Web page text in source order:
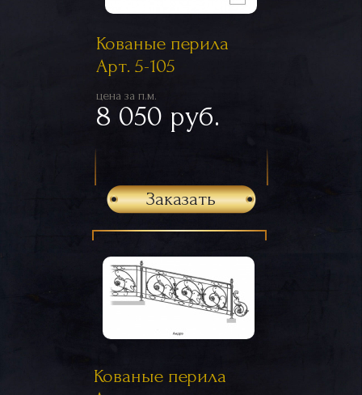
Кованые перила
Арт. 5-105
цена за п.м.
8 050 руб.
Заказать
Кованые перила